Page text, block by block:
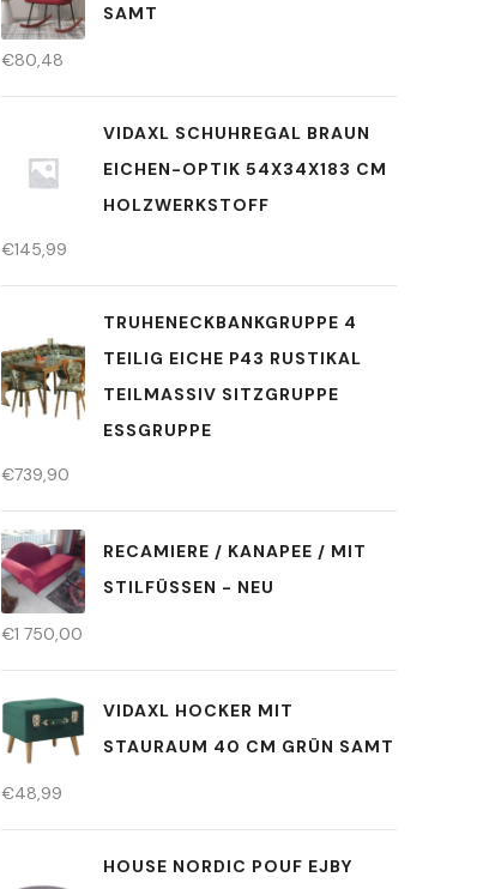
SAMT
€80,48
VIDAXL SCHUHREGAL BRAUN
EICHEN-OPTIK 54X34X183 CM
HOLZWERKSTOFF
€145,99
TRUHENECKBANKGRUPPE 4
TEILIG EICHE P43 RUSTIKAL
TEILMASSIV SITZGRUPPE
ESSGRUPPE
€739,90
RECAMIERE / KANAPEE / MIT
STILFÜSSEN - NEU
€1 750,00
VIDAXL HOCKER MIT
STAURAUM 40 CM GRÜN SAMT
€48,99
HOUSE NORDIC POUF EJBY